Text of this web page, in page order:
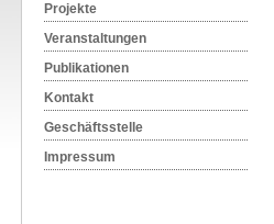
Projekte
Veranstaltungen
Publikationen
Kontakt
Geschäftsstelle
Impressum